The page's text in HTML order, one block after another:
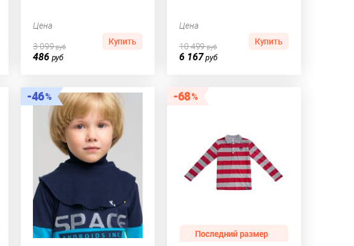
Цена
486 руб
3 099руб Купить
Цена
6 167руб
10 499руб Купить
46 68